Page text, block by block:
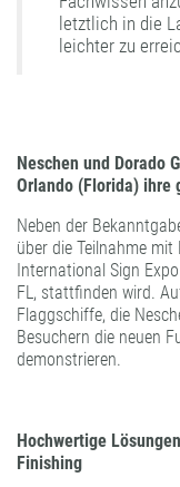
letztlich in die
leichter zu
Neschen und Dorado
Orlando (Florida) ihre
Neben der
über die Teilnahme
International Sign
FL, stattfinden wird.
Flaggschiffe, die
Besuchern die neuen
demonstrieren.
Hochwertige
Finishing